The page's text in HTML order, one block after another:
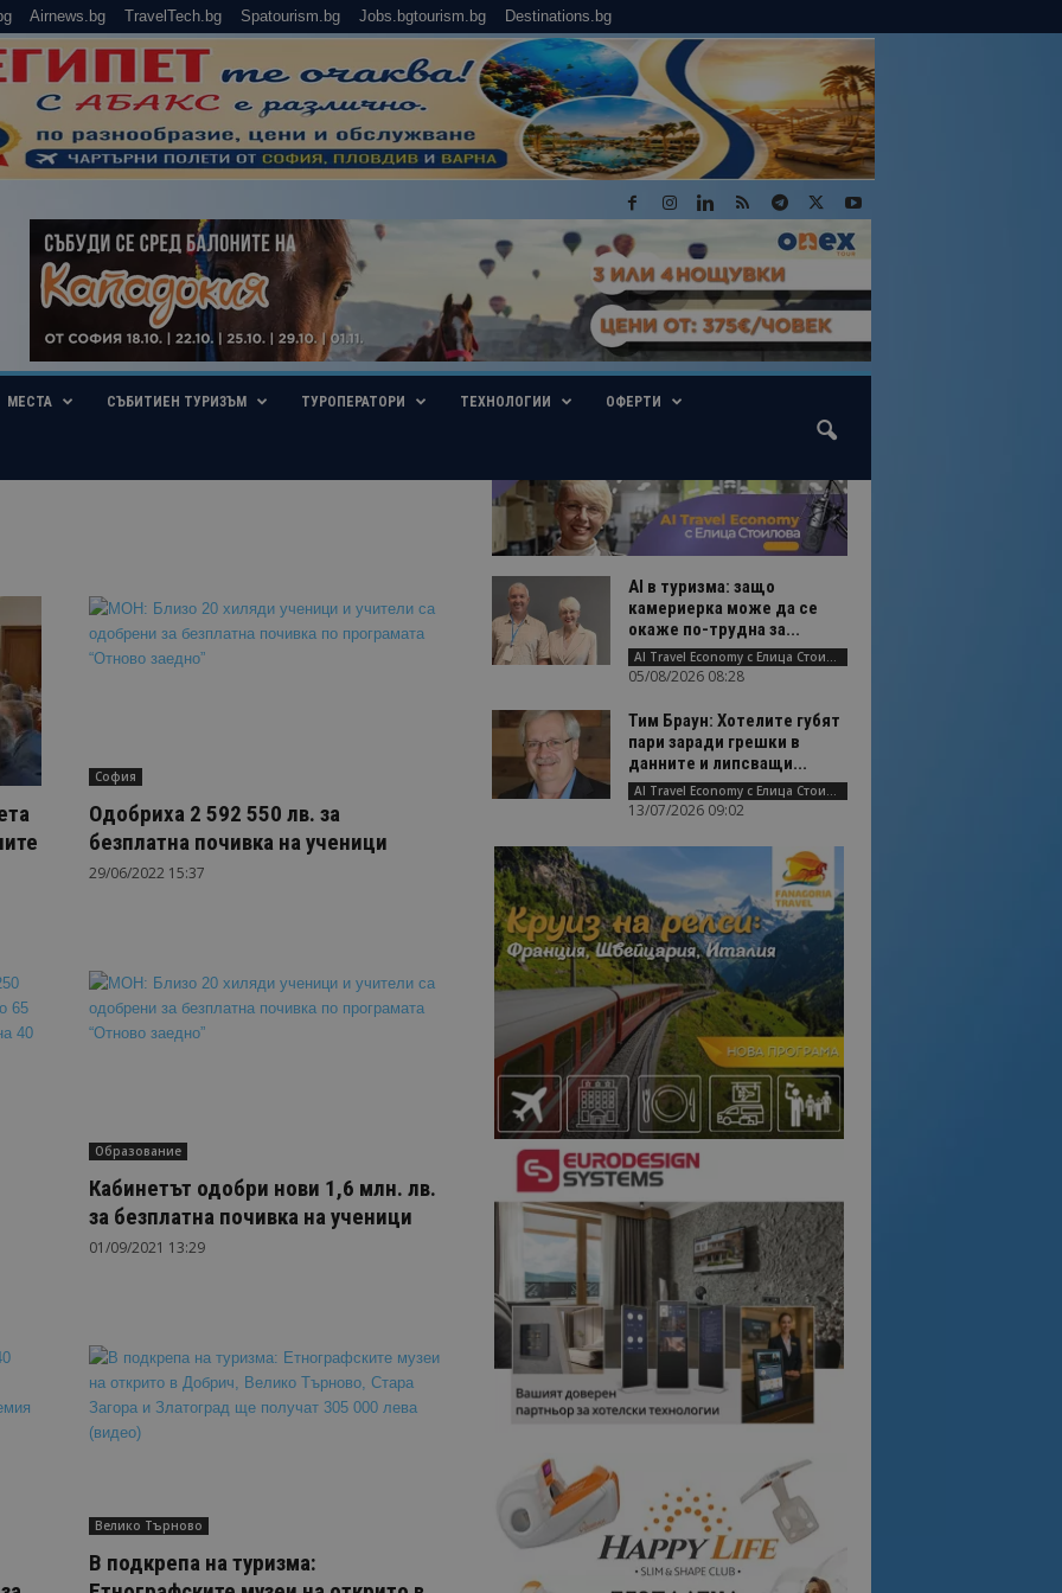
Airnews.bg TravelTech.bg Spatourism.bg Jobs.bgtourism.bg Destinations.bg
МЕСТА СЪБИТИЕН ТУРИЗЪМ ТУРОПЕРАТОРИ ТЕХНОЛОГИИ ОФЕРТИ
София
Одобриха 2 592 550 лв. за
безплатна почивка на ученици
29/06/2022 15:37
Образование
Кабинетът одобри нови 1,6 млн. лв.
за безплатна почивка на ученици
01/09/2021 13:29
Велико Търново
В подкрепа на туризма:
AI в туризма: защо
камериерка може да се
окаже по-трудна за...
AI Travel Economy с Елица Стоилова
05/08/2026 08:28
Тим Браун: Хотелите губят
пари заради грешки в
данните и липсващи...
AI Travel Economy с Елица Стоилова
13/07/2026 09:02